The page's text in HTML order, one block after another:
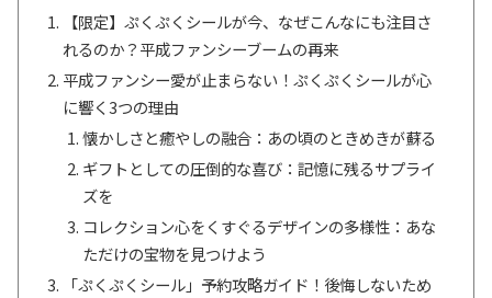
【限定】ぷくぷくシールが今、なぜこんなにも注目さ
れるのか？平成ファンシーブームの再来
平成ファンシー愛が止まらない！ぷくぷくシールが心
に響く3つの理由
懐かしさと癒やしの融合：あの頃のときめきが蘇る
ギフトとしての圧倒的な喜び：記憶に残るサプライ
ズを
コレクション心をくすぐるデザインの多様性：あな
ただけの宝物を見つけよう
「ぷくぷくシール」予約攻略ガイド！後悔しないため